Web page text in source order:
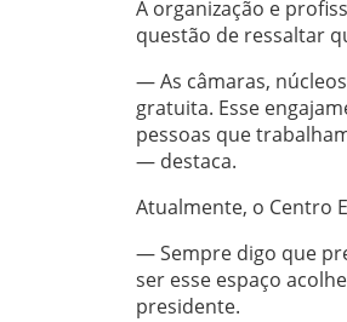
A organização e
questão de ressaltar
— As câmaras,
gratuita. Esse
pessoas que
— destaca.
Atualmente, o Centro
— Sempre digo que
ser esse espaço
presidente.